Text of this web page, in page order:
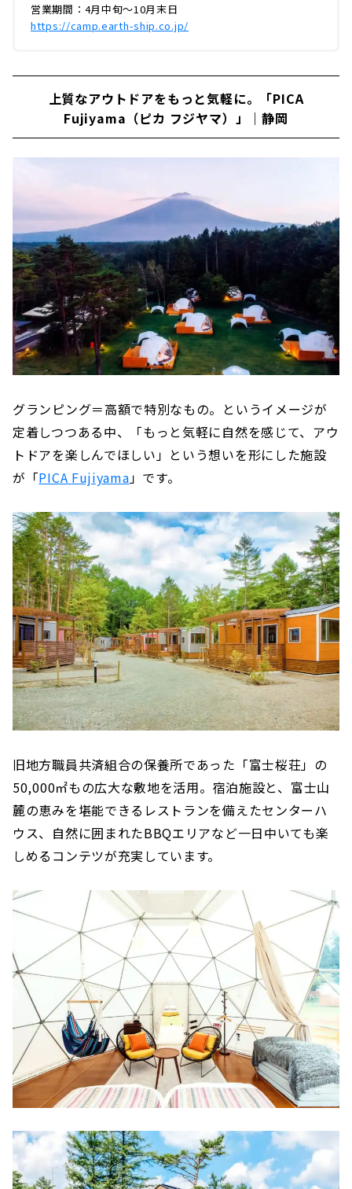
のも魅力です。今回は実際に編集部が宿泊して
きました。アースシップの魅力をユーザ...
営業期間：4月中旬～10月末日
https://camp.earth-ship.co.jp/
上質なアウトドアをもっと気軽に。「PICA
Fujiyama（ピカ フジヤマ）」｜静岡
グランピング＝高額で特別なもの。というイメージが
定着しつつある中、「もっと気軽に自然を感じて、アウ
トドアを楽しんでほしい」という想いを形にした施設
が「PICA Fujiyama」です。
旧地方職員共済組合の保養所であった「富士桜荘」の
50,000㎡もの広大な敷地を活用。宿泊施設と、富士山
麓の恵みを堪能できるレストランを備えたセンターハ
ウス、自然に囲まれたBBQエリアなど一日中いても楽
しめるコンテツが充実しています。